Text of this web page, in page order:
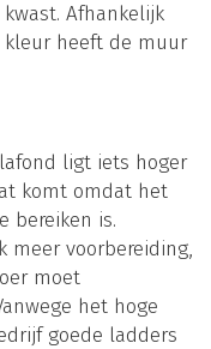
Afhankelijk
heeft de muur
ligt iets hoger
komt omdat het
bereiken is.
meer voorbereiding,
moet
het hoge
goede ladders